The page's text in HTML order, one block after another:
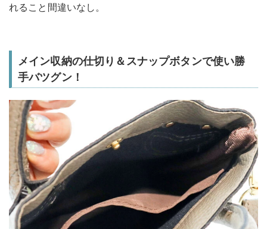
れること間違いなし。
メイン収納の仕切り＆スナップボタンで使い勝
手バツグン！